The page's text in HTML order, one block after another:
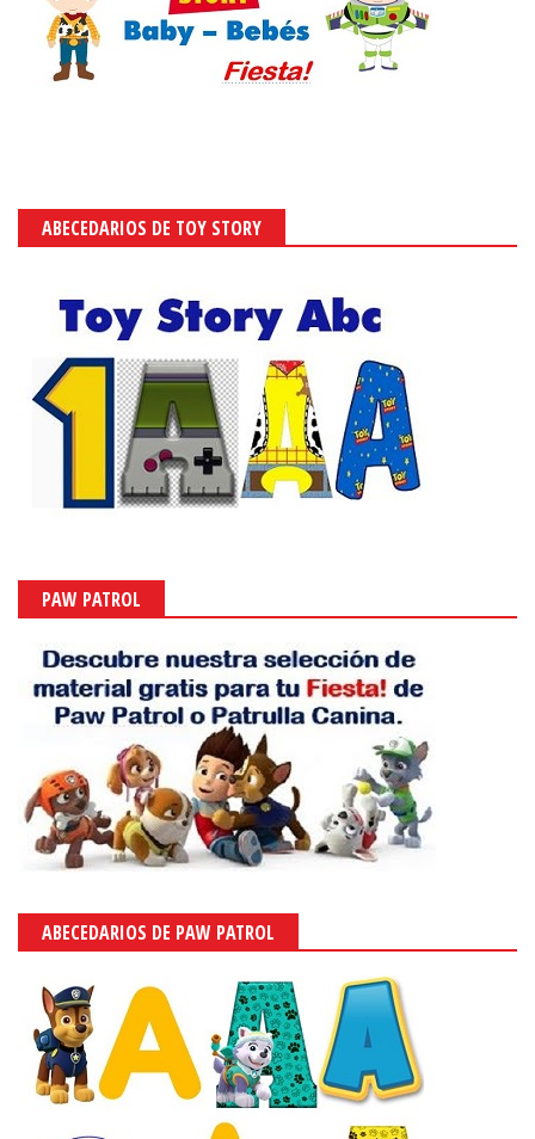
ABECEDARIOS DE TOY STORY
PAW PATROL
ABECEDARIOS DE PAW PATROL